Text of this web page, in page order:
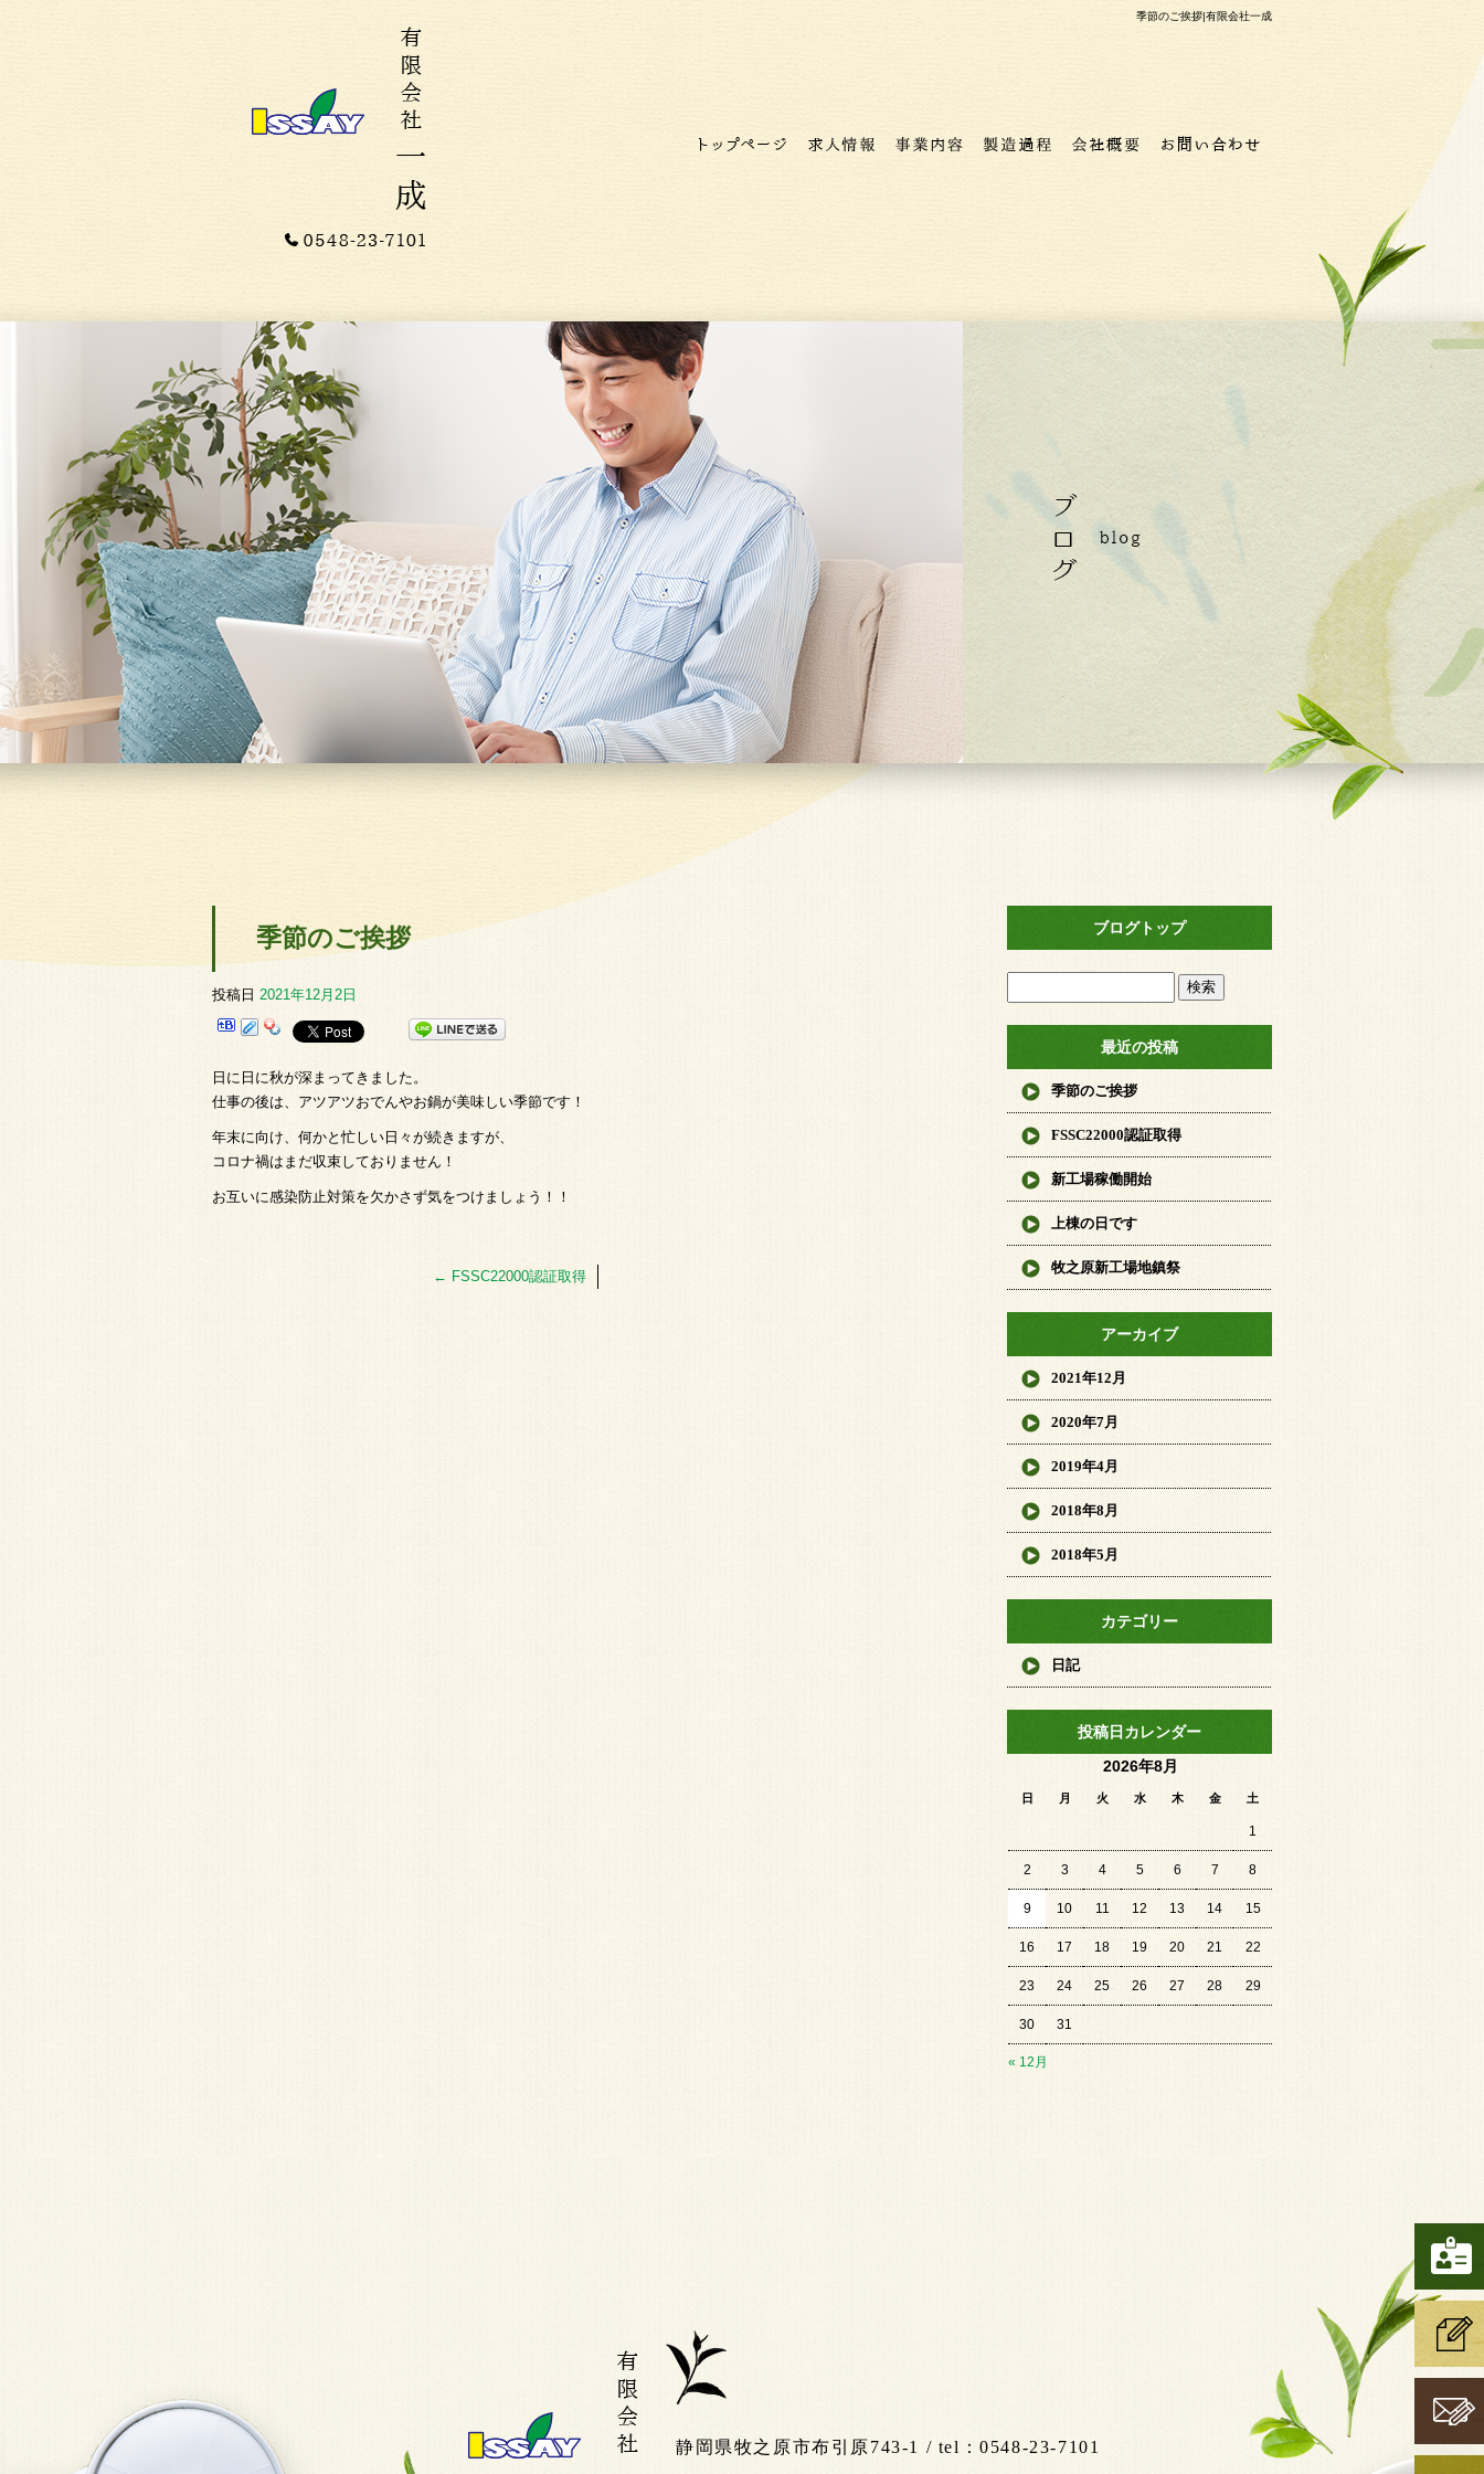
季節のご挨拶|有限会社一成
季節のご挨拶
投稿日 2021年12月2日
日に日に秋が深まってきました。
仕事の後は、アツアツおでんやお鍋が美味しい季節です！
年末に向け、何かと忙しい日々が続きますが、
コロナ禍はまだ収束しておりません！
お互いに感染防止対策を欠かさず気をつけましょう！！
← FSSC22000認証取得
ブログトップ
最近の投稿
季節のご挨拶
FSSC22000認証取得
新工場稼働開始
上棟の日です
牧之原新工場地鎮祭
アーカイブ
2021年12月
2020年7月
2019年4月
2018年8月
2018年5月
カテゴリー
日記
投稿日カレンダー
2026年8月
日 月 火 水 木 金 土
« 12月
1
2 3 4 5 6 7 8
9 10 11 12 13 14 15
16 17 18 19 20 21 22
23 24 25 26 27 28 29
30 31
静岡県牧之原市布引原743-1 / tel：0548-23-7101